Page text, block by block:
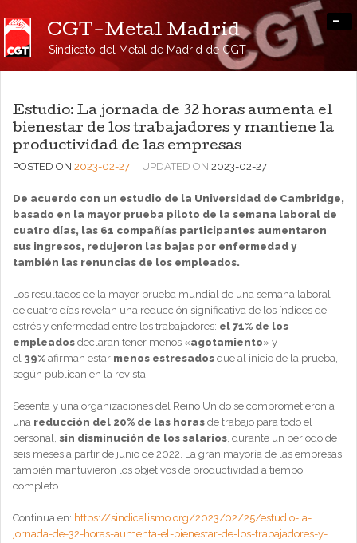
CGT-Metal Madrid
Sindicato del Metal de Madrid de CGT
-
Estudio: La jornada de 32 horas aumenta el
bienestar de los trabajadores y mantiene la
productividad de las empresas
POSTED ON 2023-02-27 UPDATED ON 2023-02-27
De acuerdo con un estudio de la Universidad de Cambridge,
basado en la mayor prueba piloto de la semana laboral de
cuatro días, las 61 compañías participantes aumentaron
sus ingresos, redujeron las bajas por enfermedad y
también las renuncias de los empleados.
Los resultados de la mayor prueba mundial de una semana laboral
de cuatro días revelan una reducción significativa de los índices de
estrés y enfermedad entre los trabajadores: el 71% de los
empleados declaran tener menos «agotamiento» y
el 39% afirman estar menos estresados que al inicio de la prueba,
según publican en la revista.
Sesenta y una organizaciones del Reino Unido se comprometieron a
una reducción del 20% de las horas de trabajo para todo el
personal, sin disminución de los salarios, durante un periodo de
seis meses a partir de junio de 2022. La gran mayoría de las empresas
también mantuvieron los objetivos de productividad a tiempo
completo.
Continua en: https://sindicalismo.org/2023/02/25/estudio-la-
jornada-de-32-horas-aumenta-el-bienestar-de-los-trabajadores-y-